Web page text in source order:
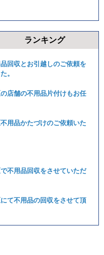
ランキング
回収とお引越しのご依頼を
。
店舗の不用品片付けもお任
用品かたづけのご依頼いた
不用品回収をさせていただ
て不用品の回収をさせて頂